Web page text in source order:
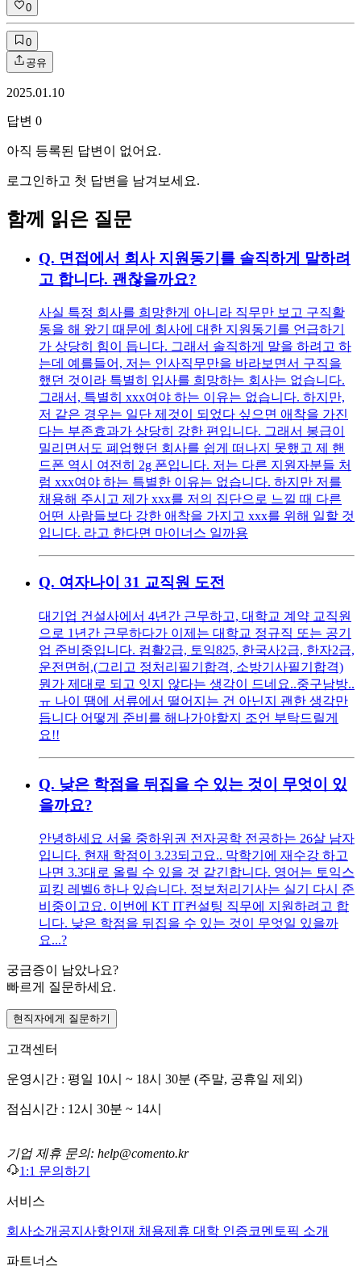
0
0
공유
2025.01.10
답변 0
아직 등록된 답변이 없어요.
로그인하고 첫 답변을 남겨보세요.
함께 읽은 질문
Q. 면접에서 회사 지원동기를 솔직하게 말하려
고 합니다. 괜찮을까요?
사실 특정 회사를 희망한게 아니라 직무만 보고 구직활
동을 해 왔기 때문에 회사에 대한 지원동기를 언급하기
가 상당히 힘이 듭니다. 그래서 솔직하게 말을 하려고 하
는데 예를들어, 저는 인사직무만을 바라보면서 구직을
했던 것이라 특별히 입사를 희망하는 회사는 없습니다.
그래서, 특별히 xxx여야 하는 이유는 없습니다. 하지만,
저 같은 경우는 일단 제것이 되었다 싶으면 애착을 가진
다는 부존효과가 상당히 강한 편입니다. 그래서 봉급이
밀리면서도 폐업했던 회사를 쉽게 떠나지 못했고 제 핸
드폰 역시 여전히 2g 폰입니다. 저는 다른 지원자분들 처
럼 xxx여야 하는 특별한 이유는 없습니다. 하지만 저를
채용해 주시고 제가 xxx를 저의 집단으로 느낄 때 다른
어떤 사람들보다 강한 애착을 가지고 xxx를 위해 일할 것
입니다. 라고 한다면 마이너스 일까용
Q. 여자나이 31 교직원 도전
대기업 건설사에서 4년간 근무하고, 대학교 계약 교직원
으로 1년간 근무하다가 이제는 대학교 정규직 또는 공기
업 준비중입니다. 컴활2급, 토익825, 한국사2급, 한자2급,
운전면허,(그리고 정처리필기합격, 소방기사필기합격)
뭔가 제대로 되고 잇지 않다는 생각이 드네요..중구남방..
ㅠ 나이 땜에 서류에서 떨어지는 건 아닌지 괜한 생각만
듭니다 어떻게 준비를 해나가야할지 조언 부탁드릴게
요!!
Q. 낮은 학점을 뒤집을 수 있는 것이 무엇이 있
을까요?
안녕하세요 서울 중하위권 전자공학 전공하는 26살 남자
입니다. 현재 학점이 3.23되고요.. 막학기에 재수강 하고
나면 3.3대로 올릴 수 있을 것 같긴합니다. 영어는 토익스
피킹 레벨6 하나 있습니다. 정보처리기사는 실기 다시 준
비중이고요. 이번에 KT IT컨설팅 직무에 지원하려고 합
니다. 낮은 학점을 뒤집을 수 있는 것이 무엇일 있을까
요...?
궁금증이 남았나요?
빠르게 질문하세요.
현직자에게 질문하기
고객센터
운영시간 : 평일 10시 ~ 18시 30분 (주말, 공휴일 제외)
점심시간 : 12시 30분 ~ 14시
기업 제휴 문의: help@comento.kr
1:1 문의하기
서비스
회사소개 공지사항인재 채용제휴 대학 인증코멘토픽 소개
파트너스